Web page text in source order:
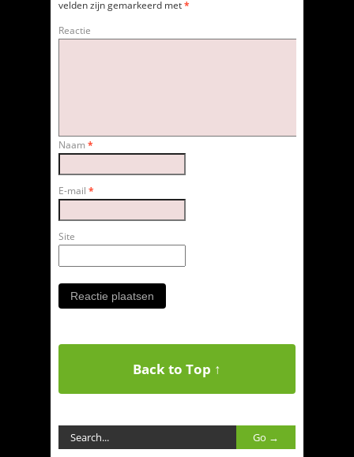
velden zijn gemarkeerd met*
Reactie
Naam *
E-mail *
Site
Back to Top ↑